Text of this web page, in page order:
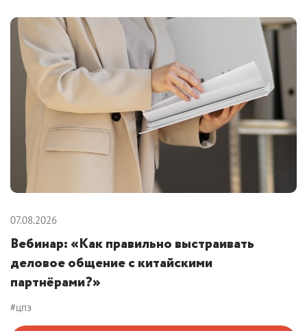
07.08.2026
Вебинар: «Как правильно выстраивать
деловое общение с китайскими
партнёрами?»
#цпэ